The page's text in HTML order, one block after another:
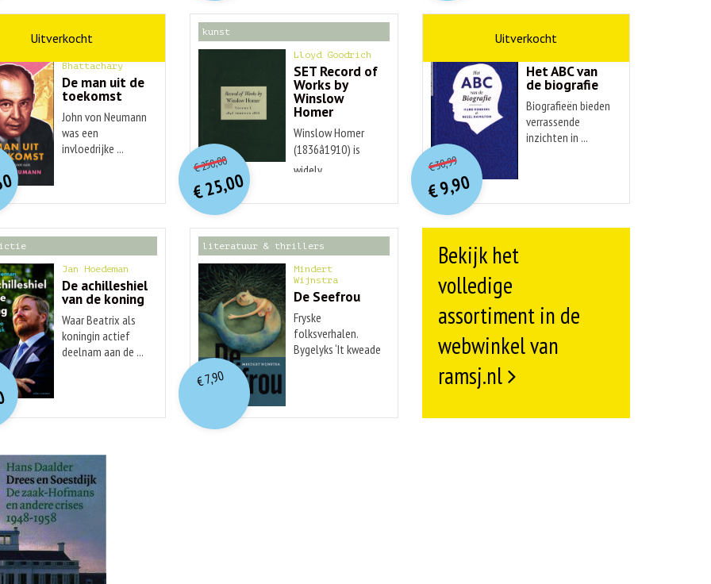
Bhattachary
De man uit de
toekomst
John von Neumann
was een
invloedrijke ...
€ 29,99.
€ 12,50.
kunst
Lloyd Goodrich
SET Record of
Works by
Winslow
Homer
Winslow Homer
(1836â1910) is
widely ...
€250,00O
orspr
onkelijke
prijs
was:
€ 250,00.
€25,00
Huidige
prijs
is:
€ 25,00.
Het ABC van
de biografie
Biografieën bieden
verrassende
inzichten in ...
€30,99O
orspr
onkelijke
prijs
was:
€ 30,99.
€9,90
Huidige
prijs
is:
€ 9,90.
Jan Hoedeman
De achilleshiel
van de koning
Waar Beatrix als
koningin actief
deelnam aan de ...
€ 19,99.
€ 7,90.
literatuur & thrillers
Mindert
Wijnstra
De Seefrou
Fryske
folksverhalen.
Bygelyks ‘It kweade
€7,90
Bekijk het
volledige
assortiment in de
webwinkel van
ramsj.nl